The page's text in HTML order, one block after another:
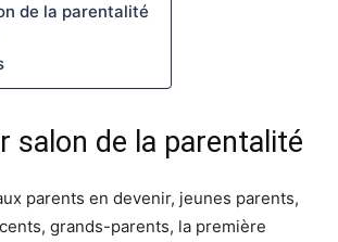
de la parentalité
salon de la parentalité
parents en devenir, jeunes parents,
grands-parents, la première